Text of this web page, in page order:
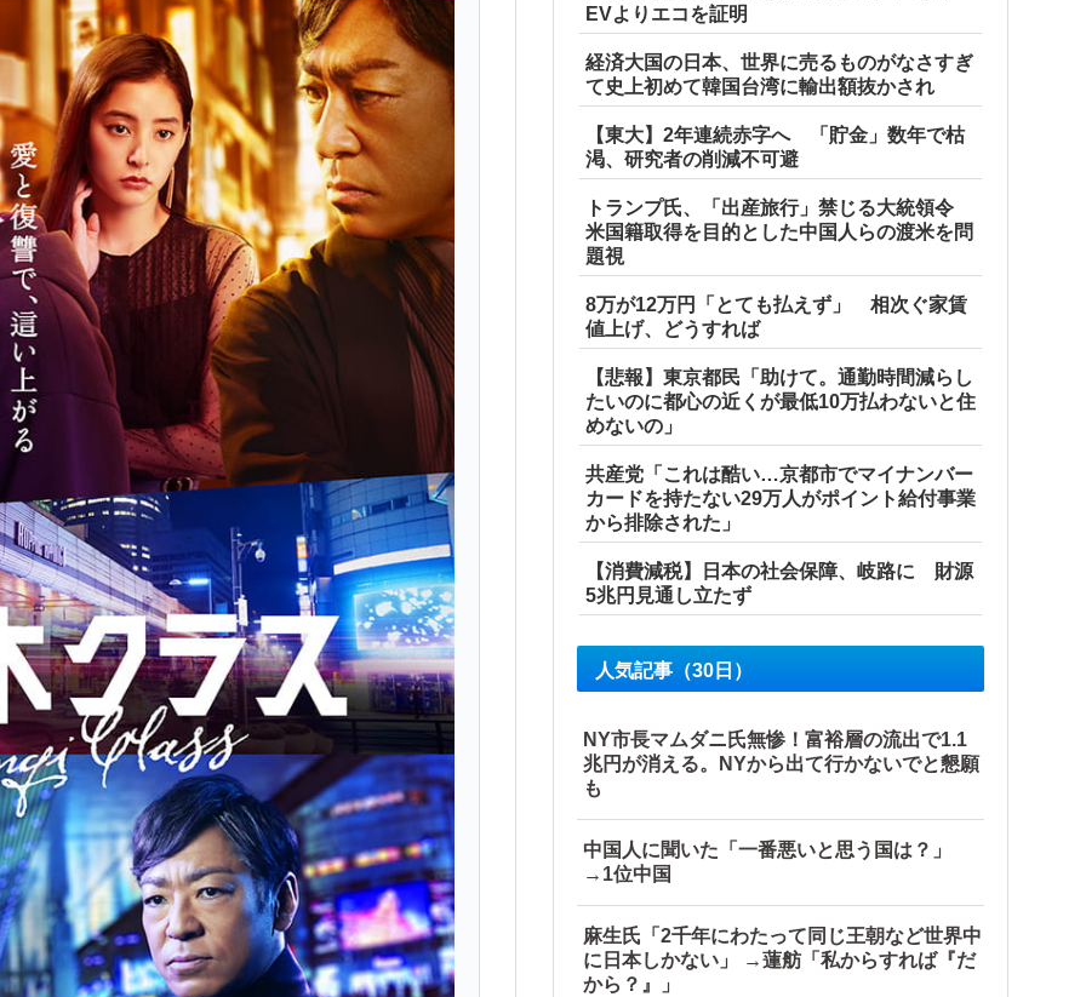
EVよりエコを証明
経済大国の日本、世界に売るものがなさすぎ
て史上初めて韓国台湾に輸出額抜かされ
【東大】2年連続赤字へ 「貯金」数年で枯
渇、研究者の削減不可避
トランプ氏、「出産旅行」禁じる大統領令
米国籍取得を目的とした中国人らの渡米を問
題視
8万が12万円「とても払えず」 相次ぐ家賃
値上げ、どうすれば
【悲報】東京都民「助けて。通勤時間減らし
たいのに都心の近くが最低10万払わないと住
めないの」
共産党「これは酷い…京都市でマイナンバー
カードを持たない29万人がポイント給付事業
から排除された」
【消費減税】日本の社会保障、岐路に 財源
5兆円見通し立たず
人気記事（30日）
NY市長マムダニ氏無惨！富裕層の流出で1.1
兆円が消える。NYから出て行かないでと懇願
も
中国人に聞いた「一番悪いと思う国は？」
→1位中国
麻生氏「2千年にわたって同じ王朝など世界中
に日本しかない」 →蓮舫「私からすれば『だ
から？』」